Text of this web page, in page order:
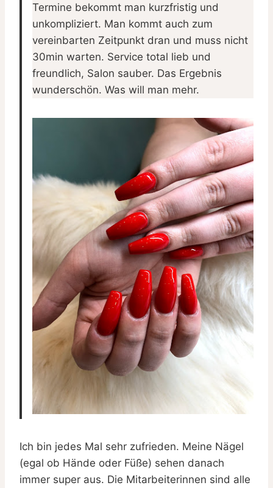
Termine bekommt man kurzfristig und
unkompliziert. Man kommt auch zum
vereinbarten Zeitpunkt dran und muss nicht
30min warten. Service total lieb und
freundlich, Salon sauber. Das Ergebnis
wunderschön. Was will man mehr.
Ich bin jedes Mal sehr zufrieden. Meine Nägel
(egal ob Hände oder Füße) sehen danach
immer super aus. Die Mitarbeiterinnen sind alle